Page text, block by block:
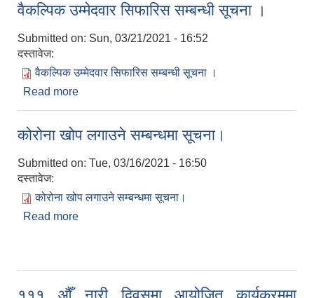
वैकल्पिक उम्मेदवार सिफारिस सम्बन्धी सूचना ।
Submitted on: Sun, 03/21/2021 - 16:52
दस्तावेज:
वैकल्पिक उम्मेदवार सिफारिस सम्बन्धी सूचना ।
Read more
कोरोना खोप लगाउने सम्बन्धमा सूचना।
Submitted on: Tue, 03/16/2021 - 16:50
दस्तावेज:
कोरोना खोप लगाउने सम्बन्धमा सूचना।
Read more